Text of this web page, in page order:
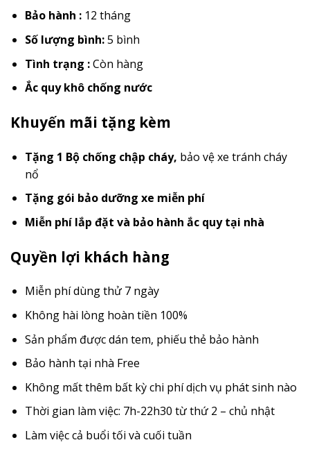
Bảo hành : 12 tháng
Số lượng bình:5 bình
Tình trạng :Còn hàng
Ắc quy khô chống nước
Khuyến mãi tặng kèm
Tặng 1 Bộ chống chập cháy, bảo vệ xe tránh cháy
nổ
Tặng gói bảo dưỡng xe miễn phí
Miễn phí lắp đặt và bảo hành ắc quy tại nhà
Quyền lợi khách hàng
Miễn phí dùng thử 7 ngày
Không hài lòng hoàn tiền 100%
Sản phẩm được dán tem, phiếu thẻ bảo hành
Bảo hành tại nhà Free
Không mất thêm bất kỳ chi phí dịch vụ phát sinh nào
Thời gian làm việc: 7h-22h30 từ thứ 2 – chủ nhật
Làm việc cả buổi tối và cuối tuần